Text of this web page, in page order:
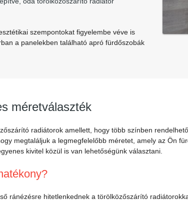
szempontokat figyelembe véve is
a panelekben található apró fürdőszobák
méretválaszték
radiátorok amellett, hogy több színben
megtaláljuk a legmegfelelőbb méretet, amely az Ön
kivitel közül is van lehetőségünk választani.
ránézésre hitetlenkednek a törölközőszárító